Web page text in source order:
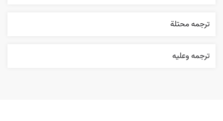
ترجمه محتلة
ترجمه وعليه